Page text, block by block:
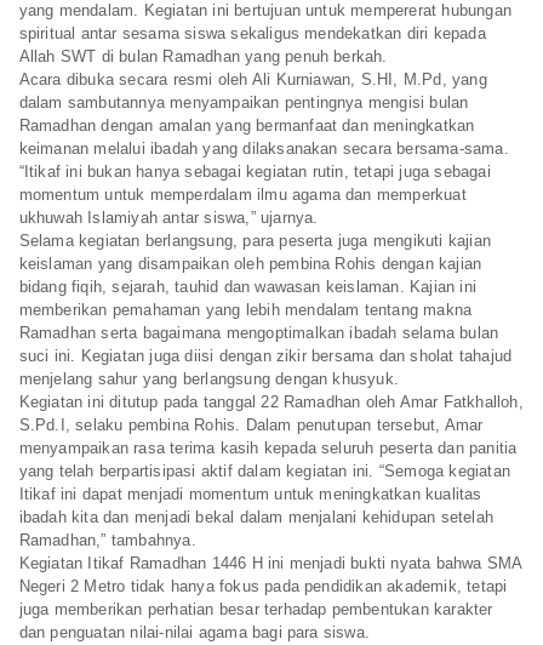
yang mendalam. Kegiatan ini bertujuan untuk mempererat hubungan
spiritual antar sesama siswa sekaligus mendekatkan diri kepada
Allah SWT di bulan Ramadhan yang penuh berkah.
Acara dibuka secara resmi oleh Ali Kurniawan, S.HI, M.Pd, yang
dalam sambutannya menyampaikan pentingnya mengisi bulan
Ramadhan dengan amalan yang bermanfaat dan meningkatkan
keimanan melalui ibadah yang dilaksanakan secara bersama-sama.
“Itikaf ini bukan hanya sebagai kegiatan rutin, tetapi juga sebagai
momentum untuk memperdalam ilmu agama dan memperkuat
ukhuwah Islamiyah antar siswa,” ujarnya.
Selama kegiatan berlangsung, para peserta juga mengikuti kajian
keislaman yang disampaikan oleh pembina Rohis dengan kajian
bidang fiqih, sejarah, tauhid dan wawasan keislaman. Kajian ini
memberikan pemahaman yang lebih mendalam tentang makna
Ramadhan serta bagaimana mengoptimalkan ibadah selama bulan
suci ini. Kegiatan juga diisi dengan zikir bersama dan sholat tahajud
menjelang sahur yang berlangsung dengan khusyuk.
Kegiatan ini ditutup pada tanggal 22 Ramadhan oleh Amar Fatkhalloh,
S.Pd.I, selaku pembina Rohis. Dalam penutupan tersebut, Amar
menyampaikan rasa terima kasih kepada seluruh peserta dan panitia
yang telah berpartisipasi aktif dalam kegiatan ini. “Semoga kegiatan
Itikaf ini dapat menjadi momentum untuk meningkatkan kualitas
ibadah kita dan menjadi bekal dalam menjalani kehidupan setelah
Ramadhan,” tambahnya.
Kegiatan Itikaf Ramadhan 1446 H ini menjadi bukti nyata bahwa SMA
Negeri 2 Metro tidak hanya fokus pada pendidikan akademik, tetapi
juga memberikan perhatian besar terhadap pembentukan karakter
dan penguatan nilai-nilai agama bagi para siswa.